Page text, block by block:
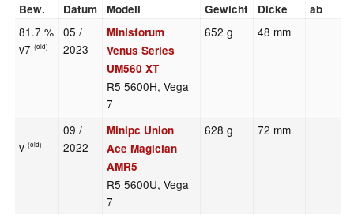
Bew. Datum Modell Gewicht Dicke
ab
81.7 %
v7(old)
05 /
2023
Minisforum
Venus Series
UM560 XT
R5 5600H, Vega
7
652 g 48 mm
v(old)
09 /
2022
Minipc Union
Ace Magician
AMR5
R5 5600U, Vega
7
628 g 72 mm